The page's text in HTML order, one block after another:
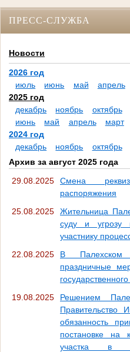
ПРЕСС-СЛУЖБА
Новости
2026 год
июль
июнь май апрель
2025 год
декабрь
ноябрь октябрь
июнь
май апрель март
2024 год
декабрь
ноябрь
октябрь
Архив за август 2025 года
29.08.2025
Смена
распоряжения
25.08.2025
Жительница
суду и угрозу
участнику
22.08.2025
В
праздничные
19.08.2025
Решением
Правительство
обязанность
постановке на
участка в